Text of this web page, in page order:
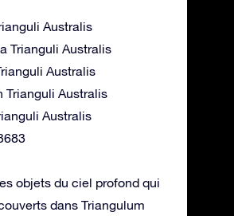
Australis
Trianguli Australis
Australis
Trianguli Australis
Australis
objets du ciel profond qui
dans Triangulum